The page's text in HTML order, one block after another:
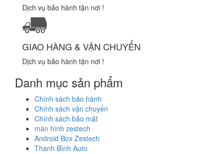
Dịch vụ bảo hành tận nơi !
GIAO HÀNG & VẬN CHUYỂN
Dịch vụ bảo hành tận nơi !
Danh mục sản phẩm
Chính sách bảo hành
Chính sách vận chuyển
Chính sách bảo mật
màn hình zestech
Android Box Zestech
Thanh Bình Auto